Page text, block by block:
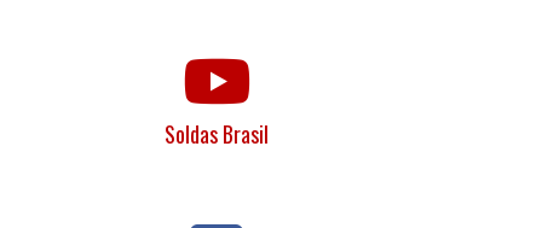
Soldas Brasil